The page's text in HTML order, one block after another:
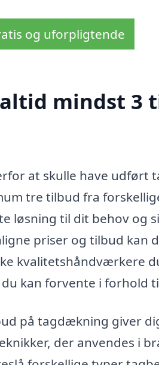
og uforpligtende
mindst 3
at skulle have udført
tre tilbud fra
løsning til dit behov og
priser og tilbud kan
kvalitetshåndværkere
kan forvente i forhold
på tagdækning giver
der anvendes i